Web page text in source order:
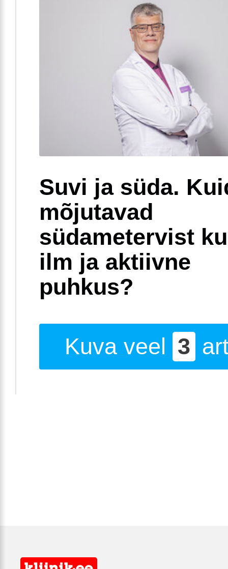
Suvi ja süda.
mõjutavad
südametervist
ilm ja aktiivne
puhkus?
Kuva veel 3